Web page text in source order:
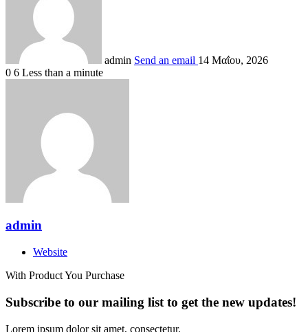
admin Send an email 14 Μαΐου, 2026
0 6 Less than a minute
admin
Website
With Product You Purchase
Subscribe to our mailing list to get the new updates!
Lorem ipsum dolor sit amet, consectetur.